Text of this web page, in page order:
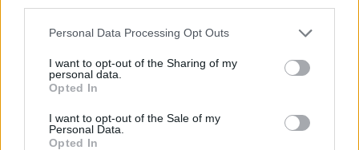
Personal Data Processing Opt Outs
I want to opt-out of the Sharing of my
personal data.
Opted In
I want to opt-out of the Sale of my
Personal Data.
Opted In
T60 Max στην ΕΠΟΜΕΑ Βιλίων